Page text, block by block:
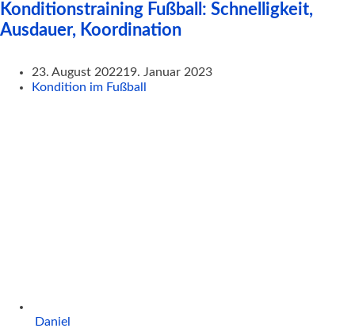
Konditionstraining Fußball: Schnelligkeit,
Ausdauer, Koordination
23. August 202219. Januar 2023
Kondition im Fußball
Daniel